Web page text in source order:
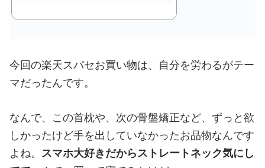
今回の楽天スパセお買い物は、自分を労わるがテー
マだったんです。
なんで、この首枕や、次の骨盤矯正など、ずっと欲
しかったけど手を出していなかったお品物なんです
よね。 スマホ大好きだからストレートネック気にし